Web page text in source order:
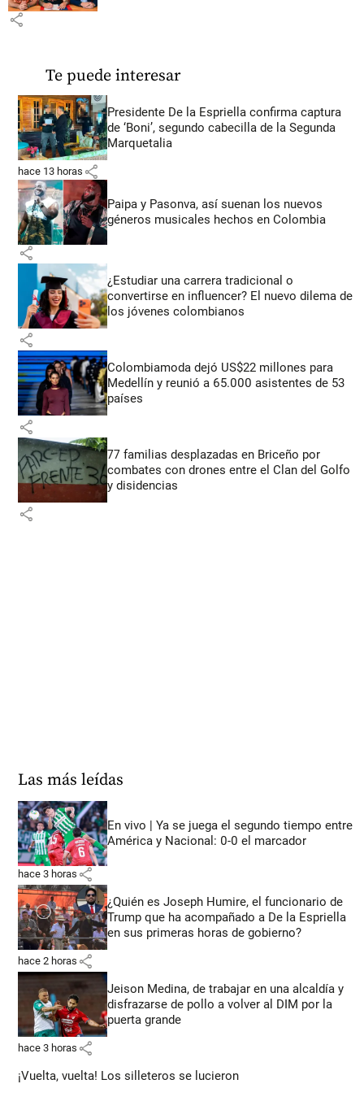
share
Te puede interesar
Presidente De la Espriella confirma captura
de ‘Boni’, segundo cabecilla de la Segunda
Marquetalia
hace 13 horas share
Paipa y Pasonva, así suenan los nuevos
géneros musicales hechos en Colombia
share
¿Estudiar una carrera tradicional o
convertirse en influencer? El nuevo dilema de
los jóvenes colombianos
share
Colombiamoda dejó US$22 millones para
Medellín y reunió a 65.000 asistentes de 53
países
share
77 familias desplazadas en Briceño por
combates con drones entre el Clan del Golfo
y disidencias
share
Las más leídas
En vivo | Ya se juega el segundo tiempo entre
América y Nacional: 0-0 el marcador
hace 3 horas share
¿Quién es Joseph Humire, el funcionario de
Trump que ha acompañado a De la Espriella
en sus primeras horas de gobierno?
hace 2 horas share
Jeison Medina, de trabajar en una alcaldía y
disfrazarse de pollo a volver al DIM por la
puerta grande
hace 3 horas share
¡Vuelta, vuelta! Los silleteros se lucieron